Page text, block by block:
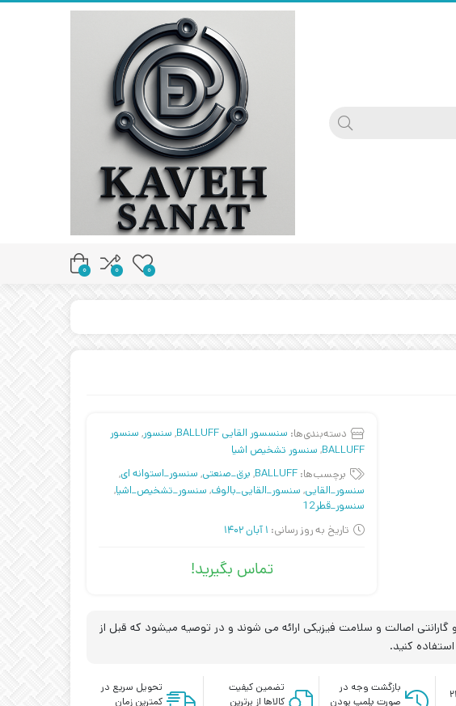
0
0
0
دسته‌بندی‌ها: سنسسور القایی BALLUFF , سنسور, سنسور
BALLUFF
, سنسور تشخیص اشیا
برچسب‌ها: BALLUFF
, برق_صنعتی, سنسور_استوانه ای,
سنسور_القایی, سنسور_القایی_بالوف, سنسور_تشخیص_اشیا,
سنسور_قطر12
تاریخ به روز رسانی: 1 آبان 1402
تماس بگیرید!
اصالت و سلامت فیزیکی ارائه می شوند و در توصیه میشود که قبل از
کنید.
۲۴
بازگشت وجه در
صورت پلمپ بودن
تضمین کیفیت
کالاها از برترین
تحویل سریع در
کمترین زمان